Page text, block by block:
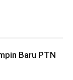
Baru PTN